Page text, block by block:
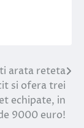
arata reteta
si ofera trei
echipate, in
9000 euro!